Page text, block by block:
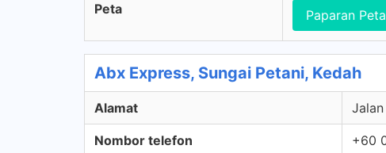
Peta Paparan Peta
Abx Express, Sungai Petani, Kedah
Alamat
Nombor telefon +60